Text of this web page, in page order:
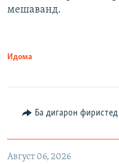
мешаванд.
Идома
Ба дигарон фиристед
Август 06, 2026